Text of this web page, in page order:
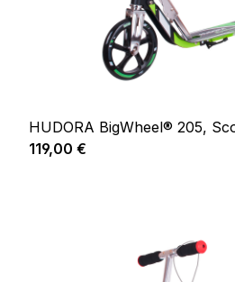
HUDORA BigWheel® 205,
Regulärer Preis:
119,00 €